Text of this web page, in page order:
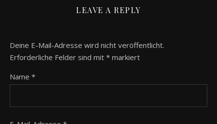
LEAVE A REPLY
Deine E-Mail-Adresse wird nicht veröffentlicht.
Erforderliche Felder sind mit * markiert
Name *